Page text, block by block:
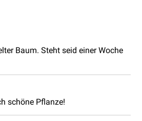
Baum. Steht seid einer Woche
schöne Pflanze!